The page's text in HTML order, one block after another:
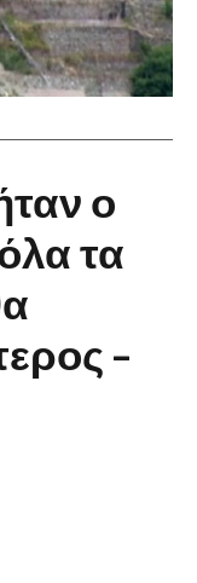
ο
τα
–